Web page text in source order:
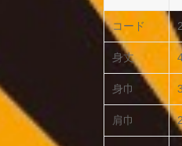
コード
身丈
身巾
肩巾